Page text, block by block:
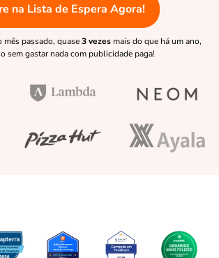
na Lista de Espera Agora!
mês passado, quase3 vezes mais do que há um ano,
sem gastar nada com publicidade paga!